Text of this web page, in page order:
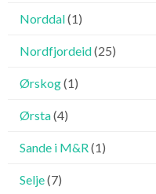
Norddal(1)
Nordfjordeid(25)
Ørskog(1)
Ørsta(4)
Sande i M&R(1)
Selje(7)